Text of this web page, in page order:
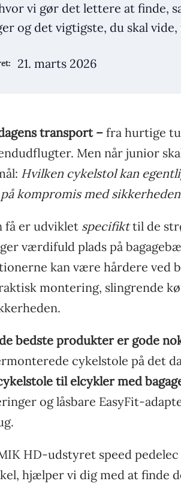
vi gør det lettere at finde,
og det vigtigste, du skal vide,
21. marts 2026
transport –fra hurtige
Men når junior
Hvilken cykelstol kan
kompromis med
få er udviklet specifikttil de
værdifuld plads på
kan være hårdere ved
montering, slingrende
bedste produkter er gode
cykelstole på det
til elcykler med
og låsbare EasyFit-
HD-udstyret speed
hjælper vi dig med at finde